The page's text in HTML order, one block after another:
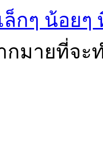
ล็กๆ น้อย
กมายที่จะ